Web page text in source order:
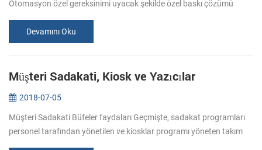
Otomasyon özel gereksinimi uyacak şekilde özel baskı çözümü
müzeleri, yüksek ...
Devamını Oku
Müşteri Sadakati, Kiosk ve Yazıcılar
2018-07-05
Müşteri Sadakati Büfeler faydaları Geçmişte, sadakat programları
personel tarafından yönetilen ve kiosklar programı yöneten takım